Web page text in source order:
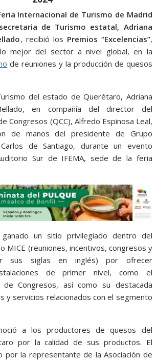
p
p
g
er
m
Internacional de Turismo de Madrid
secretaria de Turismo estatal, Adriana
, recibió los Premios “Excelencias”,
mejor del sector a nivel global, en la
de reuniones y la producción de quesos
del estado de Querétaro, Adriana
en compañía del director del
Congresos (QCC), Alfredo Espinosa Leal,
de manos del presidente de Grupo
Carlos de Santiago, durante un evento
Sur de IFEMA, sede de la feria
un sitio privilegiado dentro del
MICE (reuniones, incentivos, congresos y
sus siglas en inglés) por ofrecer
de primer nivel, como el
Congresos, así como su destacada
y servicios relacionados con el segmento
a los productores de quesos del
por la calidad de sus productos. El
por la representante de la Asociación de